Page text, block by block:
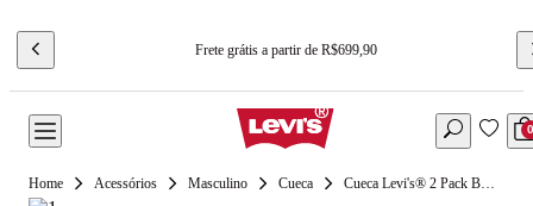
Frete grátis a partir de R$699,90
0
Acessórios Masculino Cueca Cueca Levi's® 2 Pack Boxer 200Sf